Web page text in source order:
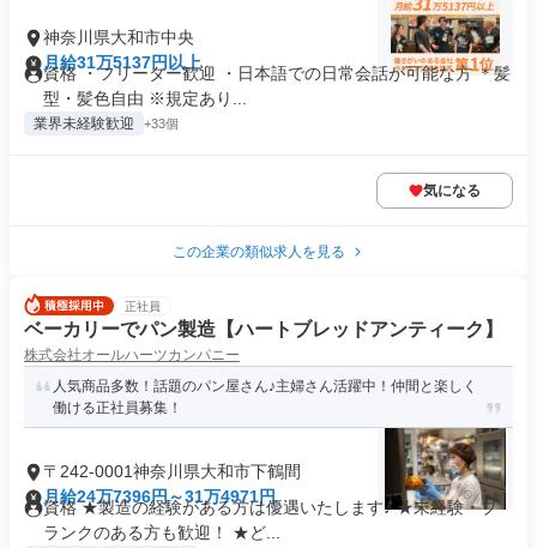
神奈川県大和市中央
月給31万5137円以上
資格 ・フリーター歓迎 ・日本語での日常会話が可能な方 ＊髪
型・髪色自由 ※規定あり...
業界未経験歓迎 +33個
気になる
この企業の類似求人を見る
正社員
ベーカリーでパン製造【ハートブレッドアンティーク】
株式会社オールハーツカンパニー
人気商品多数！話題のパン屋さん♪主婦さん活躍中！仲間と楽しく
働ける正社員募集！
〒242-0001神奈川県大和市下鶴間
月給24万7396円～31万4971円
資格 ★製造の経験がある方は優遇いたします♪ ★未経験・ブ
ランクのある方も歓迎！ ★ど...